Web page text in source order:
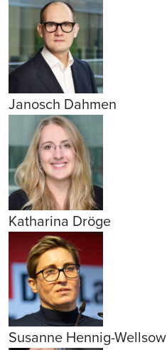
Janosch Dahmen
Katharina Dröge
Susanne Hennig-Wellsow